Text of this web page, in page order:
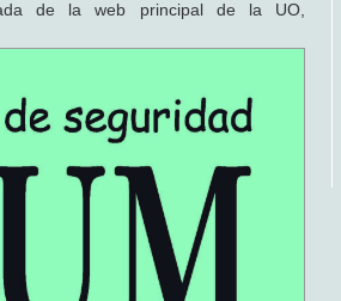
de la web principal de la UO,